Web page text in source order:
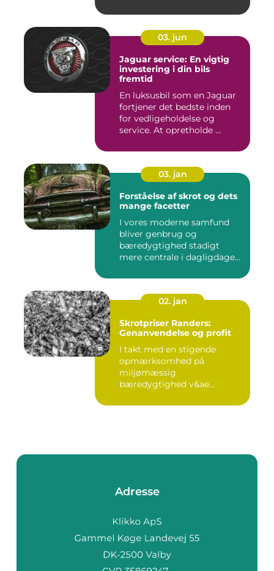
03. jun
Jaguar service: En vigtig
investering i din bils
fremtid
En luksusbil som en Jaguar
fortjener det bedste inden
for vedligeholdelse og
service. At opretholde ...
03. jan
Forståelse af skrot og dets
mange facetter
I vores moderne samfund
bliver genbrug og
bæredygtighed stadigt
mere centrale i dagligdagen.
02. jan
Skrotpriser Randers:
Genanvendelse og profit
I takt med en stigende
opmærksomhed på
miljømæssig
bæredygtighed v&ae...
Adresse